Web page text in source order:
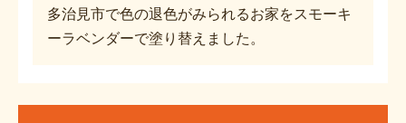
多治見市で色の退色がみられるお家をスモーキ
ーラベンダーで塗り替えました。